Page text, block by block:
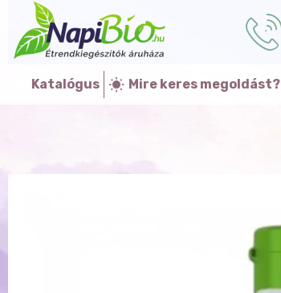
Katalógus Mire keres megoldást?